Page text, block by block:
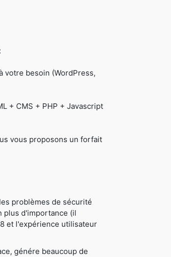
votre besoin (WordPress,
+ CMS + PHP + Javascript
vous proposons un forfait
problèmes de sécurité
plus d'importance (il
et l'expérience utilisateur
génére beaucoup de